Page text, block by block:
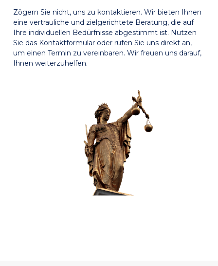
Zögern Sie nicht, uns zu kontaktieren. Wir bieten Ihnen
eine vertrauliche und zielgerichtete Beratung, die auf
Ihre individuellen Bedürfnisse abgestimmt ist. Nutzen
Sie das Kontaktformular oder rufen Sie uns direkt an,
um einen Termin zu vereinbaren. Wir freuen uns darauf,
Ihnen weiterzuhelfen.